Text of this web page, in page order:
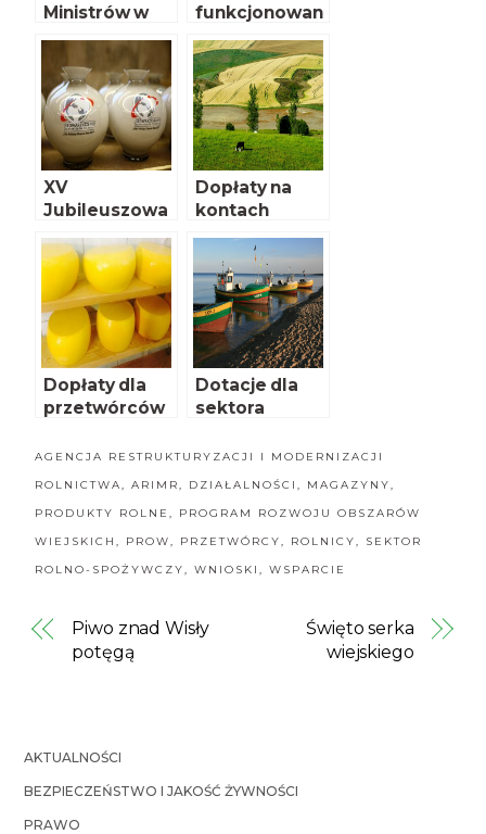
Ministrów w
sprawie
przewagi
kontraktowej i
suszy
funkcjonowan
ia ARiMR
XV
Jubileuszowa
Konferencja
Programowa
Stowarzyszeni
a
Eksporterów
Polskich
Dopłaty na
kontach
rolników
Dopłaty dla
przetwórców
Dotacje dla
sektora
AGENCJA RESTRUKTURYZACJI I MODERNIZACJI
ROLNICTWA,ARIMR, DZIAŁALNOŚCI, MAGAZYNY,
PRODUKTY ROLNE, PROGRAM ROZWOJU OBSZARÓW
WIEJSKICH, PROW, PRZETWÓRCY, ROLNICY, SEKTOR
ROLNO-SPOŻYWCZY,WNIOSKI,WSPARCIE
Piwo znad Wisły
potęgą
Święto serka
wiejskiego
AKTUALNOŚCI
BEZPIECZEŃSTWO I JAKOŚĆ ŻYWNOŚCI
PRAWO